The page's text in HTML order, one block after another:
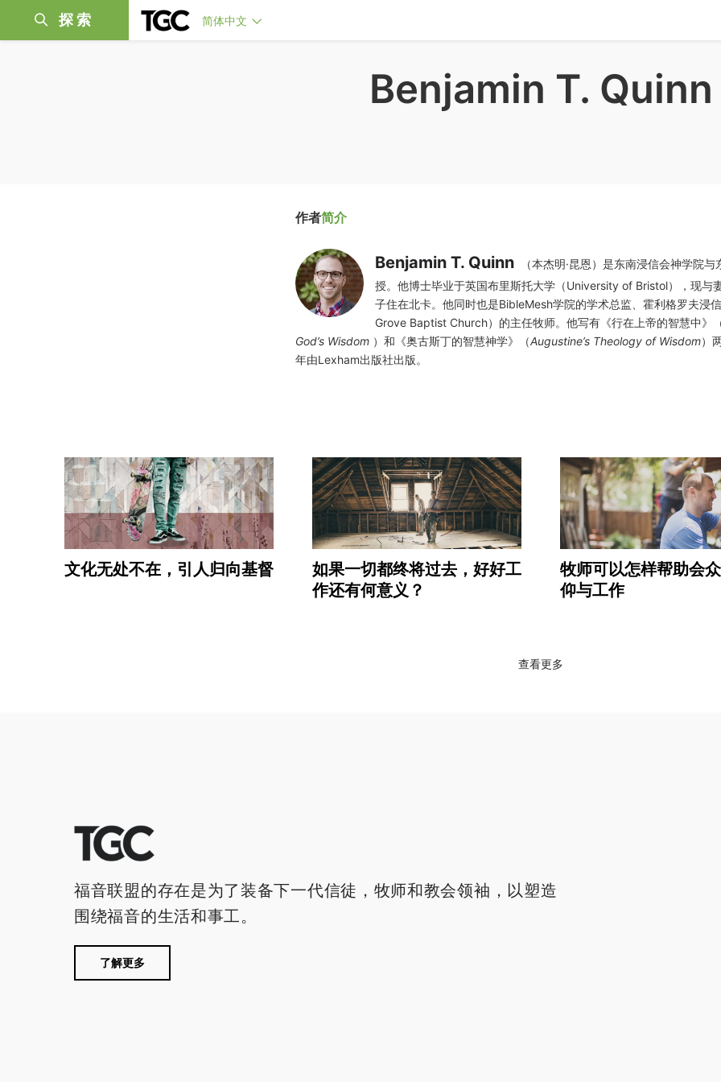
探索 简体中文
Benjamin T. Quinn
作者简介
Benjamin T. Quinn
（本杰明·昆恩）是东南浸信会神学院
授。他博士毕业于英国布里斯托大学（University of Bristol），现与
子住在北卡。他同时也是BibleMesh学院的学术总监、霍利格罗夫浸
Grove Baptist Church）的主任牧师。他写有《行在上帝的智慧中》
God’s Wisdom ）和《奥古斯丁的智慧神学》（Augustine’s Theology of Wisdom）
年由Lexham出版社出版。
文化无处不在，引人归向基督
如果一切都终将过去，好好工
作还有何意义？
牧师可以怎样帮助会
仰与工作
查看更多
福音联盟的存在是为了装备下一代信徒，牧师和教会领袖，以塑造
围绕福音的生活和事工。
了解更多